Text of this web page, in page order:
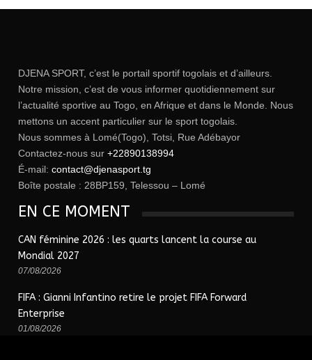
DJENA SPORT, c’est le portail sportif togolais et d’ailleurs.
Notre mission, c’est de vous informer quotidiennement sur
l’actualité sportive au Togo, en Afrique et dans le Monde. Nous
mettons un accent particulier sur le sport togolais.
Nous sommes à Lomé(Togo), Totsi, Rue Adébayor
Contactez-nous sur +22890138994
É-mail: contact@djenasport.tg
Boîte postale : 28BP159, Telessou – Lomé
EN CE MOMENT
CAN féminine 2026 : les quarts lancent la course au
Mondial 2027
07/08/2026
FIFA : Gianni Infantino retire le projet FIFA Forward
Enterprise
01/08/2026